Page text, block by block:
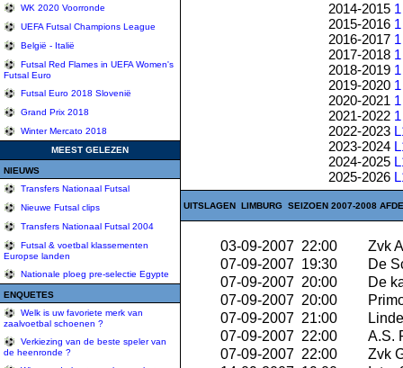
WK 2020 Voorronde
UEFA Futsal Champions League
België - Italië
Futsal Red Flames in UEFA Women's
Futsal Euro
Futsal Euro 2018 Slovenië
Grand Prix 2018
Winter Mercato 2018
MEEST GELEZEN
NIEUWS
Transfers Nationaal Futsal
Nieuwe Futsal clips
Transfers Nationaal Futsal 2004
Futsal & voetbal klassementen
Europse landen
Nationale ploeg pre-selectie Egypte
ENQUETES
Welk is uw favoriete merk van
zaalvoetbal schoenen ?
Verkiezing van de beste speler van
de heenronde ?
2014-2015 1
2015-2016 1
2016-2017 1
2017-2018 1
2018-2019 1
2019-2020 1
2020-2021 1
2021-2022 1
2022-2023
2023-2024
2024-2025
2025-2026
UITSLAGEN LIMBURG SEIZOEN 2007-2008
03-09-2007 22:00
Zvk
07-09-2007 19:30
De
07-09-2007 20:00
De
07-09-2007 20:00
07-09-2007 21:00
07-09-2007 22:00
A.S.
07-09-2007 22:00
Zvk